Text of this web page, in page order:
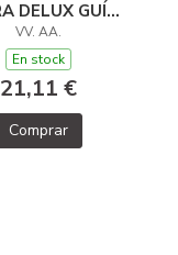
DELUX GUÍA
ESENCIAL
DEFINITIVA
VV. AA.
En stock
21,11 €
Comprar